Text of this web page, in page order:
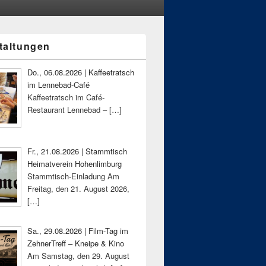
Do., 06.08.2026 | Kaffeetratsch
im Lennebad-Café
Kaffeetratsch im Café-
Restaurant Lennebad –[…]
Fr., 21.08.2026 | Stammtisch
Heimatverein Hohenlimburg
Stammtisch-Einladung Am
Freitag, den 21. August 2026,
[…]
Sa., 29.08.2026 | Film-Tag im
ZehnerTreff – Kneipe & Kino
Am Samstag, den 29. August